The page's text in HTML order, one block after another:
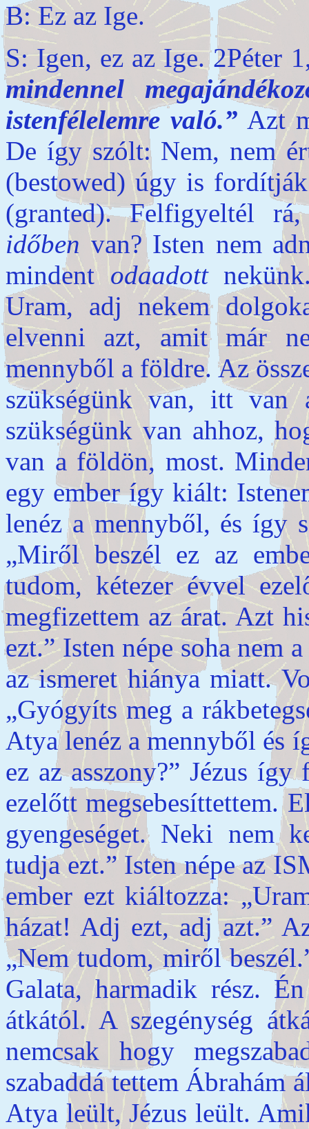
B: Ez az Ige.
S: Igen, ez az Ige. 2Péter
mindennel
istenfélelemre való.” Azt
De így szólt: Nem, nem
(bestowed) úgy is
(granted). Felfigyeltél
időben van? Isten nem
mindentodaadott
Uram, adj nekem
elvenni azt, amit már
mennyből a földre. Az
szükségünk van, itt van
szükségünk van ahhoz,
van a földön, most.
egy ember így kiált:
lenéz a mennyből, és így
„Miről beszél ez az
tudom, kétezer évvel
megfizettem az árat. Azt
ezt.” Isten népe soha nem
az ismeret hiánya miatt.
„Gyógyíts meg a
Atya lenéz a mennyből és
ez az asszony?” Jézus
ezelőtt megsebesíttettem.
gyengeséget. Neki nem
tudja ezt.” Isten népe az
ember ezt kiáltozza:
házat! Adj ezt, adj azt.”
„Nem tudom, miről
Galata, harmadik rész.
átkától. A szegénység
nemcsak hogy
szabaddá tettem Ábrahám
Atya leült, Jézus leült.